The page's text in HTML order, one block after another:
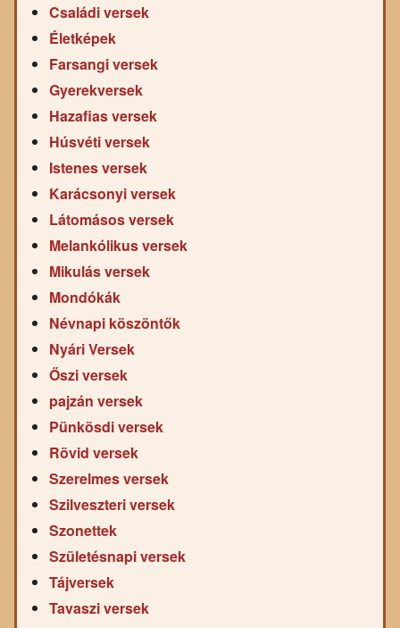
Családi versek
Életképek
Farsangi versek
Gyerekversek
Hazafias versek
Húsvéti versek
Istenes versek
Karácsonyi versek
Látomásos versek
Melankólikus versek
Mikulás versek
Mondókák
Névnapi köszöntők
Nyári Versek
Őszi versek
pajzán versek
Pünkösdi versek
Rövid versek
Szerelmes versek
Szilveszteri versek
Szonettek
Születésnapi versek
Tájversek
Tavaszi versek